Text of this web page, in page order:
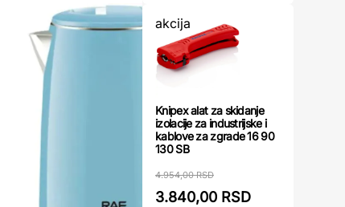
akcija
Knipex alat za skidanje
izolacije za industrijske i
kablove za zgrade 16 90
130 SB
4.954,00 RSD
3.840,00 RSD